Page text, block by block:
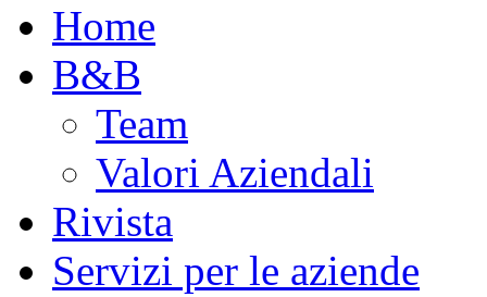
Home
B&B
Team
Valori Aziendali
Rivista
Servizi per le aziende